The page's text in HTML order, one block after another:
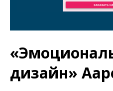
дизайн»